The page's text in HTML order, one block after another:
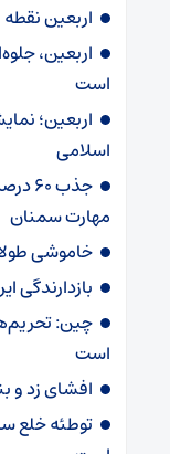
اربعین
اربعین،
است
اربعین؛
اسلامی
جذب
مهارت سمنان
خاموشی
بازدارندگی
چین:
است
افشای زد و
توطئه خلع